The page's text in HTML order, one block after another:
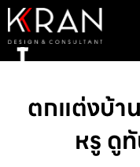
ตกแต่งบ้า
หรู ดู